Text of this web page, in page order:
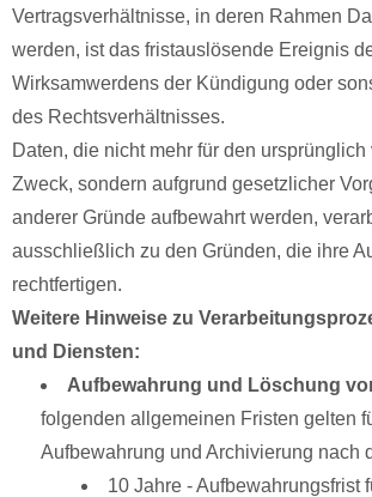
Vertragsverhältnisse, in deren Rahmen
werden, ist das fristauslösende Ereignis
Wirksamwerdens der Kündigung oder
des Rechtsverhältnisses.
Daten, die nicht mehr für den
Zweck, sondern aufgrund gesetzlicher
anderer Gründe aufbewahrt werden,
ausschließlich zu den Gründen, die ihre
rechtfertigen.
Weitere Hinweise zu
und Diensten:
Aufbewahrung und Löschung
folgenden allgemeinen Fristen gelten
Aufbewahrung und Archivierung nach
10 Jahre - Aufbewahrungsfrist